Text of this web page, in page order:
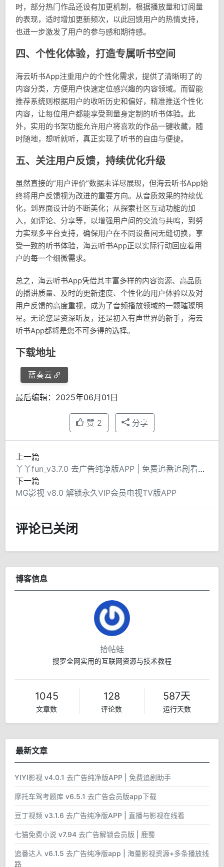
时，部分热门作品还设有加更机制，根据播放量和订阅量
的表现，适时增加更新频次，以此回馈用户的热情支持，
也进一步激发了用户的参与感和期待感。
四、个性化体验，打造专属听书空间
海云听书App注重用户的个性化需求，提供了清晰明了的
内容分类，方便用户快速定位感兴趣的内容领域。而智能
推荐系统则根据用户的收听历史和偏好，精准推送个性化
内容，让每位用户都能享受到量身定制的听书体验。此
外，实用的书架功能允许用户将喜欢的作品一键收藏，随
时随地，想听就听，真正实现了听书的自由与便捷。
五、关注用户反馈，持续优化升级
虽然直接的“用户评价”数据未详尽展现，但海云听书App始
终将用户反馈视为改进的重要方向。从音质效果的持续优
化，到界面设计的不断美化；从探索社区互动功能的加
入，如评论、分享等，以增强用户间的交流与共鸣，到努
力实现多平台支持，确保用户在不同设备间无缝切换，享
受一致的听书体验，海云听书App正以实际行动回应着用
户的每一个细微需求。
总之，海云听书App凭借其丰富多样的内容资源、高品质
的播讲质量、及时的更新速度、个性化的用户体验以及对
用户反馈的高度重视，成为了音频播放领域的一颗璀璨明
星。无论您是资深听友，还是初入有声世界的新手，海云
听书App都将是您不可多得的选择。
下载地址
蓝奏云
最后编辑：2025年06月01日
赞 2 分享
上一篇
丫丫fun_v3.7.0 去广告纯净版APP | 免费追番追剧看电影
下一篇
MG影视 v8.0 解锁永久VIP会员电视TV版APP
评论已关闭
博客信息
拾帖蛙
搜罗全网实用的互联网资源与技术教程
1045
文章数
128
评论数
587天
运行天数
最新文章
YIYI影视 v4.0.1 去广告纯净版APP | 免费追剧助手
摩托车驾考题库 v6.5.1 去广告会员版app下载
豆丁视频 v3.1.6 去广告纯净版APP | 直播与影视在线看
七猫免费小说 v7.94 去广告解锁会员版 | 鹿蜀
追番达人 v6.1.5 去广告纯净版app | 海量影视资源+多条播放线
路